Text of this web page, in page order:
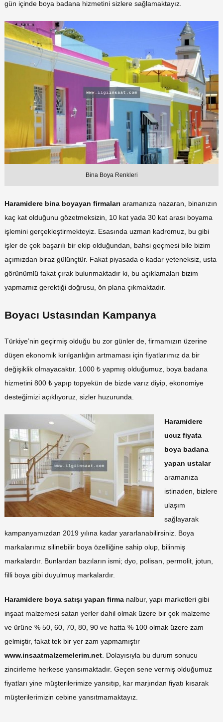
gün içinde boya badana hizmetini sizlere sağlamaktayız.
Bina Boya Renkleri
Haramidere bina boyayan firmaları aramanıza nazaran, binanızın
kaç kat olduğunu gözetmeksizin, 10 kat yada 30 kat arası boyama
işlemini gerçekleştirmekteyiz. Esasında uzman kadromuz, bu gibi
işler de çok başarılı bir ekip olduğundan, bahsi geçmesi bile bizim
açımızdan biraz gülünçtür. Fakat piyasada o kadar yeteneksiz, usta
görünümlü fakat çırak bulunmaktadır ki, bu açıklamaları bizim
yapmamız gerektiği doğrusu, ön plana çıkmaktadır.
Boyacı Ustasından Kampanya
Türkiye’nin geçirmiş olduğu bu zor günler de, firmamızın üzerine
düşen ekonomik kırılganlığın artmaması için fiyatlarımız da bir
değişiklik olmayacaktır. 1000 ₺ yapmış olduğumuz, boya badana
hizmetini 800 ₺ yapıp topyekün de bizde varız diyip, ekonomiye
desteğimizi açıklıyoruz, sizler huzurunda.
Haramidere
ucuz fiyata
boya badana
yapan ustalar
aramanıza
istinaden, bizlere
ulaşım
sağlayarak
kampanyamızdan 2019 yılına kadar yararlanabilirsiniz. Boya
markalarımız silinebilir boya özelliğine sahip olup, bilinmiş
markalardır. Bunlardan bazıların ismi; dyo, polisan, permolit, jotun,
filli boya gibi duyulmuş markalardır.
Haramidere boya satışı yapan firma nalbur, yapı marketleri gibi
inşaat malzemesi satan yerler dahil olmak üzere bir çok malzeme
ve ürüne % 50, 60, 70, 80, 90 ve hatta % 100 olmak üzere zam
gelmiştir, fakat tek bir yer zam yapmamıştır
www.insaatmalzemelerim.net. Dolayısıyla bu durum sonucu
zincirleme herkese yansımaktadır. Geçen sene vermiş olduğumuz
fiyatları yine müşterilerimize yansıtıp, kar marjından fiyatı kısarak
müşterilerimizin cebine yansıtmamaktayız.